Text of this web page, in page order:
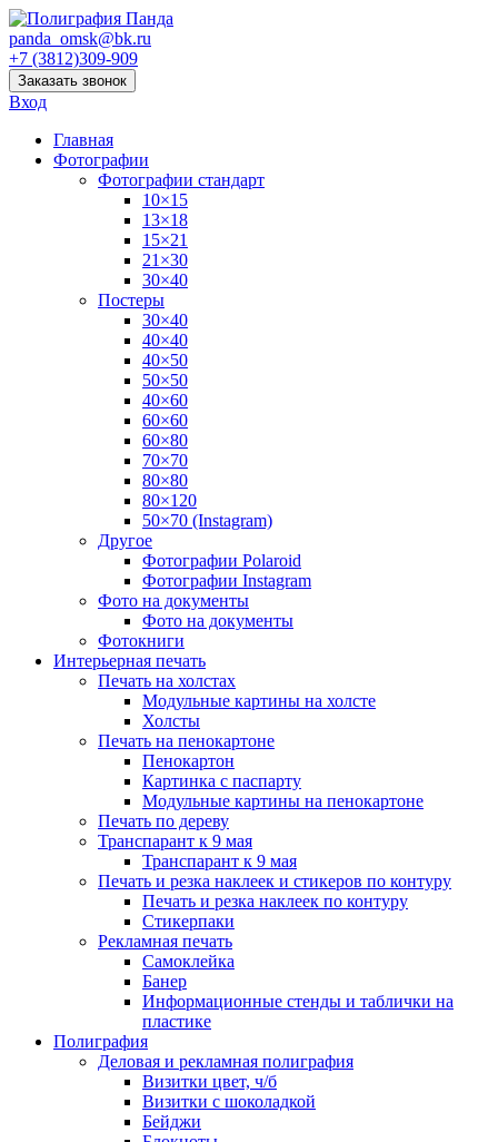
panda_omsk@bk.ru
+7 (3812)309-909
Заказать звонок
Вход
Главная
Фотографии
Фотографии стандарт
10×15
13×18
15×21
21×30
30×40
Постеры
30×40
40×40
40×50
50×50
40×60
60×60
60×80
70×70
80×80
80×120
50×70 (Instagram)
Другое
Фотографии Polaroid
Фотографии Instagram
Фото на документы
Фото на документы
Фотокниги
Интерьерная печать
Печать на холстах
Модульные картины на холсте
Холсты
Печать на пенокартоне
Пенокартон
Картинка с паспарту
Модульные картины на пенокартоне
Печать по дереву
Транспарант к 9 мая
Транспарант к 9 мая
Печать и резка наклеек и стикеров по контуру
Печать и резка наклеек по контуру
Стикерпаки
Рекламная печать
Самоклейка
Банер
Информационные стенды и таблички на
пластике
Полиграфия
Деловая и рекламная полиграфия
Визитки цвет, ч/б
Визитки с шоколадкой
Бейджи